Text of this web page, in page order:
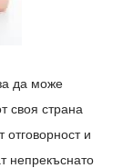
да може
своя страна
отговорност и
непрекъснато